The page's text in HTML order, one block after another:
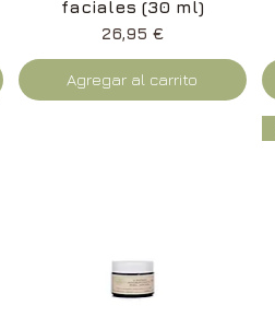
faciales (30 ml)
Precio
26,95 €
Agregar al carrito